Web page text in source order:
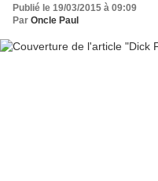
Publié le 19/03/2015 à 09:09
Par Oncle Paul